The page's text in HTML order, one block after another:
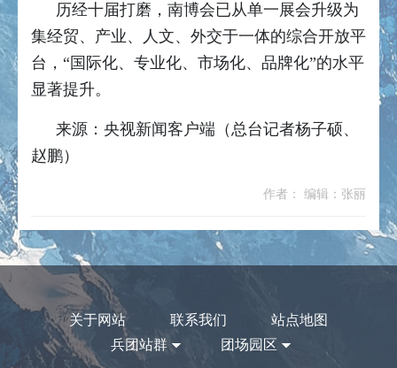
历经十届打磨，南博会已从单一展会升级为
集经贸、产业、人文、外交于一体的综合开放平
台，“国际化、专业化、市场化、品牌化”的水平
显著提升。
来源：央视新闻客户端（总台记者杨子硕、
赵鹏）
作者： 编辑：张丽
关于网站 联系我们
站点地图
兵团站群
团场园区